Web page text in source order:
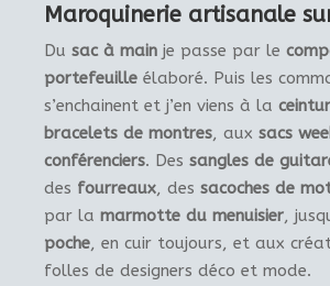
Maroquinerie artisanale
Du sac à main je passe par le
portefeuille élaboré. Puis les
s’enchainent et j’en viens à la
bracelets de montres, aux sacs
conférenciers. Des sangles de
des fourreaux, des sacoches de
par la marmotte du menuisier,
poche, en cuir toujours, et aux
folles de designers déco et mode.